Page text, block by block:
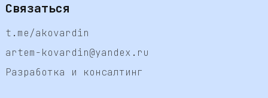
Связаться
t.me/akovardin
artem-kovardin@yandex.ru
Разработка и консалтинг